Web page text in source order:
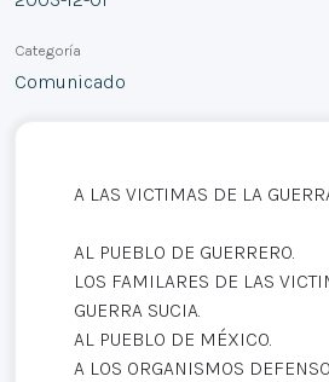
Categoría
Comunicado
A LAS VICTIMAS DE LA
AL PUEBLO DE GUERRERO.
LOS FAMILARES DE LAS
GUERRA SUCIA.
AL PUEBLO DE MÉXICO.
A LOS ORGANISMOS